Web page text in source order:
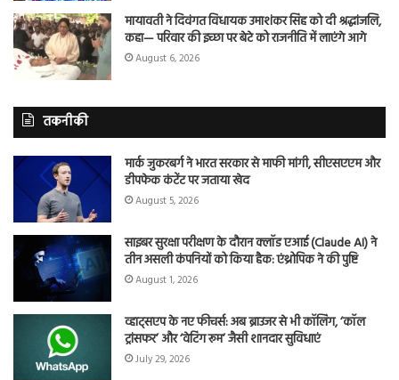
मायावती ने दिवंगत विधायक उमाशंकर सिंह को दी श्रद्धांजलि,
कहा— परिवार की इच्छा पर बेटे को राजनीति में लाएंगे आगे
August 6, 2026
तकनीकी
मार्क जुकरबर्ग ने भारत सरकार से माफी मांगी, सीएसएएम और
डीपफेक कंटेंट पर जताया खेद
August 5, 2026
साइबर सुरक्षा परीक्षण के दौरान क्लॉड एआई (Claude AI) ने
तीन असली कंपनियों को किया हैक: एंथ्रोपिक ने की पुष्टि
August 1, 2026
व्हाट्सएप के नए फीचर्स: अब ब्राउजर से भी कॉलिंग, ‘कॉल
ट्रांसफर’ और ‘वेटिंग रूम’ जैसी शानदार सुविधाएं
July 29, 2026